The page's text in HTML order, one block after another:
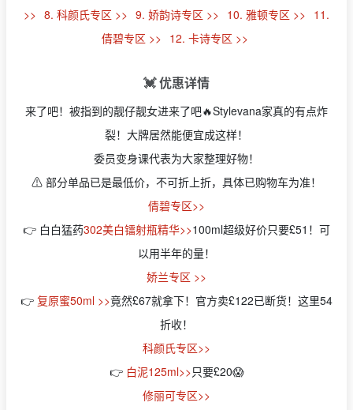
>> 8. 科颜氏专区 >> 9. 娇韵诗专区 >> 10. 雅顿专区 >> 11.
倩碧专区 >> 12. 卡诗专区 >>
💓 优惠详情
来了吧！被指到的靓仔靓女进来了吧🔥Stylevana家真的有点炸
裂！大牌居然能便宜成这样！
委员变身课代表为大家整理好物！
⚠️ 部分单品已是最低价，不可折上折，具体已购物车为准！
倩碧专区>>
👉 白白猛药302美白镭射瓶精华>>100ml超级好价只要£51！可
以用半年的量！
娇兰专区 >>
👉 复原蜜50ml >>竟然£67就拿下！官方卖£122已断货！这里54
折收！
科颜氏专区>>
👉 白泥125ml>>只要£20😱
修丽可专区>>